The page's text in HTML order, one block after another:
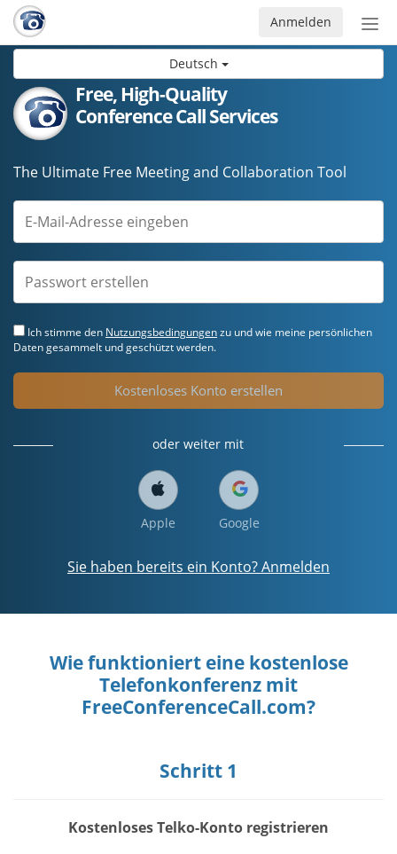
Deutsch
Anmelden
Free, High-Quality
Conference Call Services
The Ultimate Free Meeting and Collaboration Tool
Ich stimme den Nutzungsbedingungenzu und wie meine persönlichen
Daten gesammelt und geschützt werden.
Kostenloses Konto erstellen
oder weiter mit
Apple Google
Sie haben bereits ein Konto? Anmelden
Wie funktioniert eine kostenlose
Telefonkonferenz mit
FreeConferenceCall.com?
Schritt 1
Kostenloses Telko-Konto registrieren